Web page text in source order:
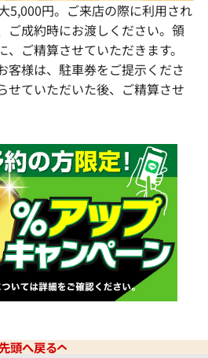
5,000円。ご来店の際に利用され
ご成約時にお渡しください。領
ご精算させていただきます。
客様は、駐車券をご提示くださ
せていただいた後、ご精算させ
頭へ戻る